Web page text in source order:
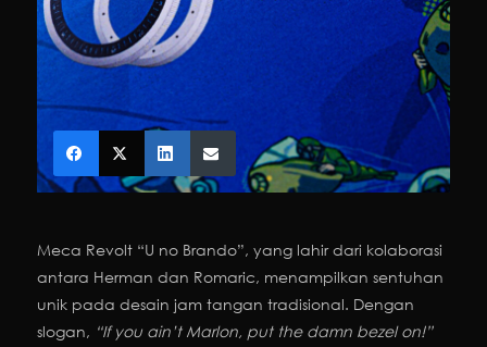
Meca Revolt “U no Brando”, yang lahir dari kolaborasi
antara Herman dan Romaric, menampilkan sentuhan
unik pada desain jam tangan tradisional. Dengan
slogan, “If you ain’t Marlon, put the damn bezel on!”